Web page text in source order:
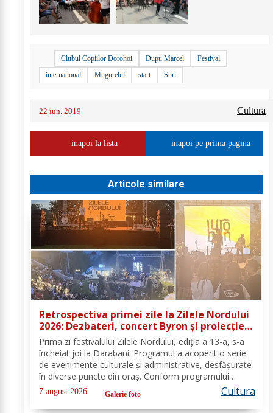
Clubul Copiilor Dorohoi Dupu Marcel
Festival
international
Mugurelul start Stiri
22 iun. 2019 Cultura
inapoi la lista inapoi pe prima pagina
Articole similare
Retrospectiva primei zile la Zilele Nordului
2026: Dezbateri, concert Byron și proiecție
de film
Prima zi festivalului Zilele Nordului, ediția a 13-a, s-a
încheiat joi la Darabani. Programul a acoperit o serie
de evenimente culturale și administrative, desfășurate
în diverse puncte din oraș. Conform programului
oficial comunicat de Asociația Nord, mai jos se
regăsește sinteza activităților,...
7 august 2026 Galerie foto Cultura